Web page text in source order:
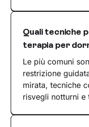
Quali tecniche
terapia per
Le più comuni
restrizione
mirata, tecniche
risvegli notturni e